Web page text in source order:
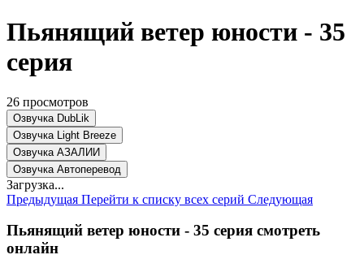
Пьянящий ветер юности - 35
серия
26 просмотров
Озвучка DubLik
Озвучка Light Breeze
Озвучка АЗАЛИИ
Озвучка Автоперевод
Загрузка...
Предыдущая Перейти к списку всех серий Следующая
Пьянящий ветер юности - 35 серия смотреть
онлайн